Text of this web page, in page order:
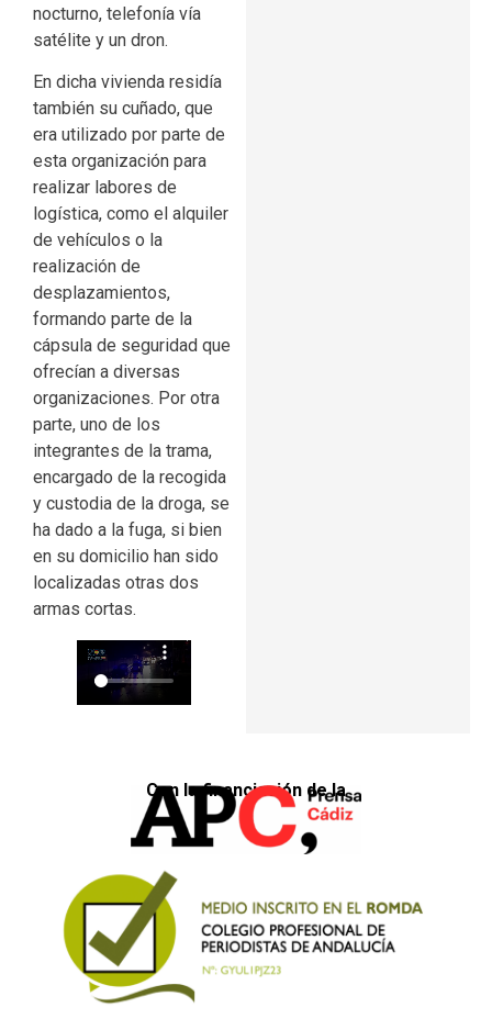
nocturno, telefonía vía
satélite y un dron.
En dicha vivienda residía
también su cuñado, que
era utilizado por parte de
esta organización para
realizar labores de
logística, como el alquiler
de vehículos o la
realización de
desplazamientos,
formando parte de la
cápsula de seguridad que
ofrecían a diversas
organizaciones. Por otra
parte, uno de los
integrantes de la trama,
encargado de la recogida
y custodia de la droga, se
ha dado a la fuga, si bien
en su domicilio han sido
localizadas otras dos
armas cortas.
Con la financiación de la